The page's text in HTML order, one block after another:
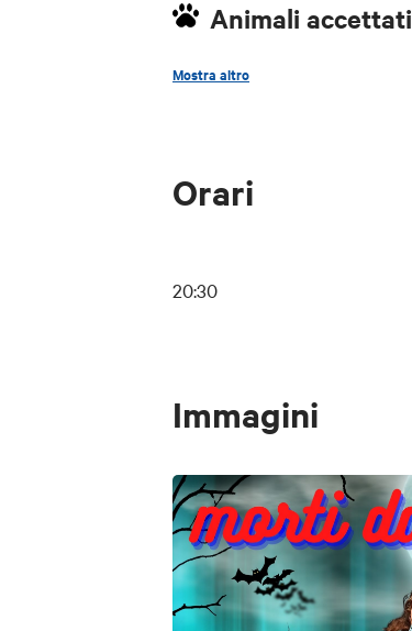
Animali accettati
Mostra altro
Orari
20:30
Immagini